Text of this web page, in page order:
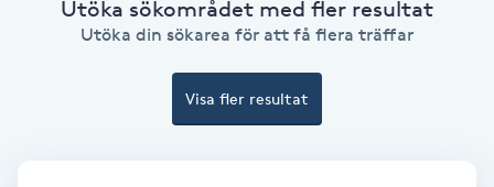
Utöka sökområdet med fler resultat
Utöka din sökarea för att få flera träffar
Visa fler resultat